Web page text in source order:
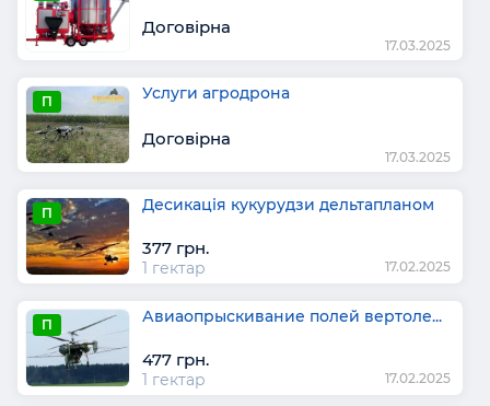
Договірна
17.03.2025
П Услуги агродрона
Договірна
17.03.2025
П Десикація кукурудзи дельтапланом
377 грн.
1 гектар 17.02.2025
П Авиаопрыскивание полей вертоле...
477 грн.
1 гектар 17.02.2025